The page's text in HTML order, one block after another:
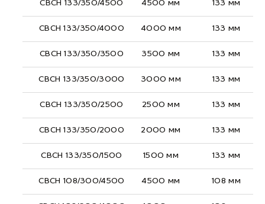
СВСН 133/350/4500 4500 мм 133 мм
СВСН 133/350/4000 4000 мм 133 мм
СВСН 133/350/3500 3500 мм 133 мм
СВСН 133/350/3000 3000 мм 133 мм
СВСН 133/350/2500 2500 мм 133 мм
СВСН 133/350/2000 2000 мм 133 мм
СВСН 133/350/1500 1500 мм 133 мм
СВСН 108/300/4500 4500 мм 108 мм